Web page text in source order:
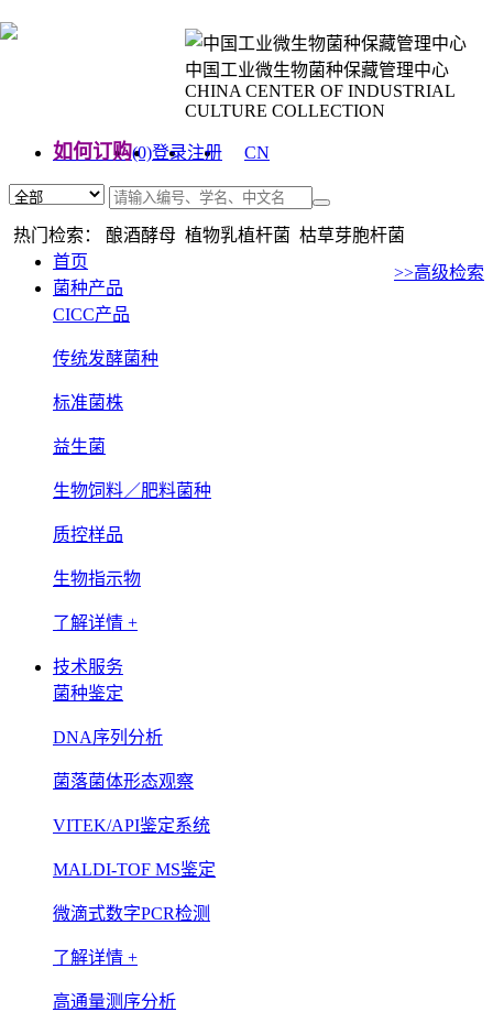
中国工业微生物菌种保藏管理中心
CHINA CENTER OF INDUSTRIAL
CULTURE COLLECTION
如何订购(0)登录注册
CN
热门检索： 酿酒酵母 植物乳植杆菌 枯草芽胞杆菌
>>高级检索
首页
菌种产品
CICC产品
传统发酵菌种
标准菌株
益生菌
生物饲料／肥料菌种
质控样品
生物指示物
了解详情 +
技术服务
菌种鉴定
DNA序列分析
菌落菌体形态观察
VITEK/API鉴定系统
MALDI-TOF MS鉴定
微滴式数字PCR检测
了解详情 +
高通量测序分析